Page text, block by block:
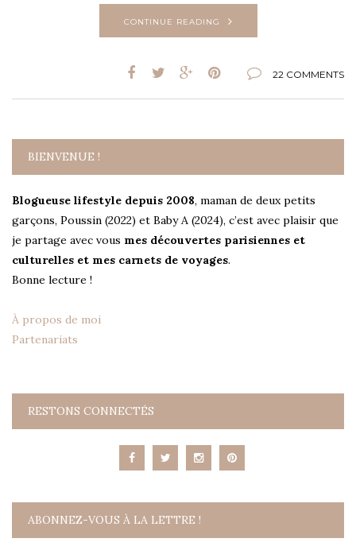
CONTINUE READING
22 COMMENTS
BIENVENUE !
Blogueuse lifestyle depuis 2008, maman de deux petits
garçons, Poussin (2022) et Baby A (2024), c’est avec plaisir que
je partage avec vous mes découvertes parisiennes et
culturelles et mes carnets de voyages.
Bonne lecture !
À propos de moi
Partenariats
RESTONS CONNECTÉS
ABONNEZ-VOUS À LA LETTRE !